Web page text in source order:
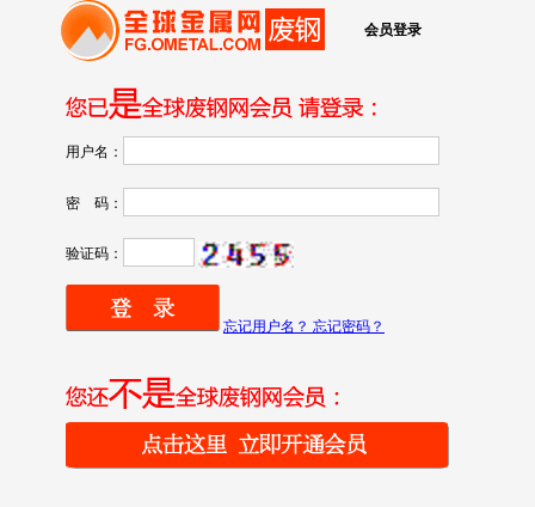
会员登录
用户名：
密 码：
验证码：
忘记用户名？ 忘记密码？